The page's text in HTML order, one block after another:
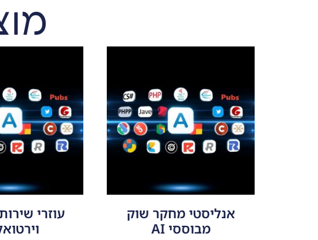
אנליסטי מחקר שוק
מבוססי AI
עוזרי